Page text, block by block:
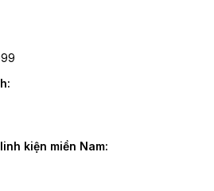
kiện miền Nam: